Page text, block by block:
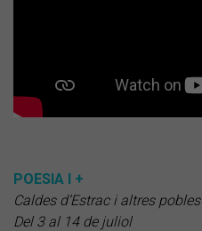
POESIA I +
Caldes d’Estrac i altres
Del 3 al 14 de juliol